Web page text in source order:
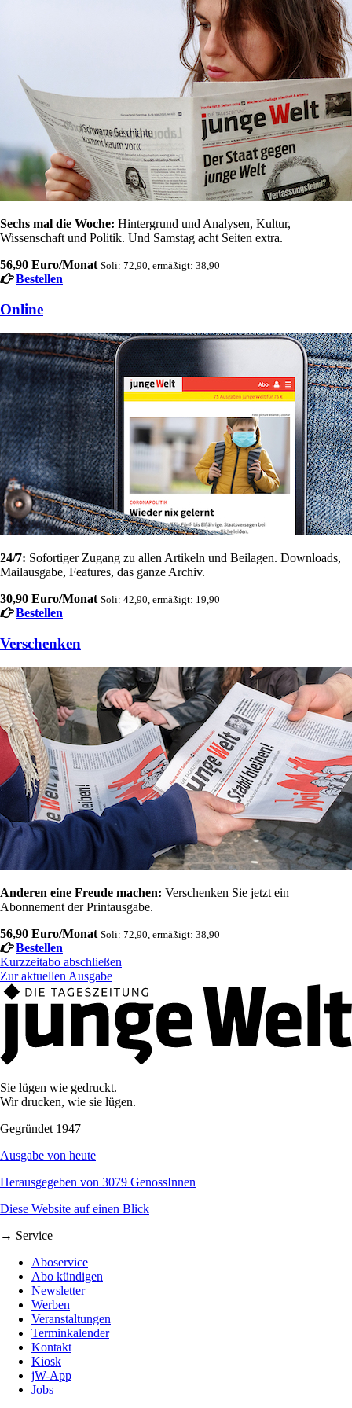
Sechs mal die Woche: Hintergrund und Analysen, Kultur,
Wissenschaft und Politik. Und Samstag acht Seiten extra.
56,90 Euro/Monat Soli: 72,90, ermäßigt: 38,90
Bestellen
Online
24/7: Sofortiger Zugang zu allen Artikeln und Beilagen. Downloads,
Mailausgabe, Features, das ganze Archiv.
30,90 Euro/Monat Soli: 42,90, ermäßigt: 19,90
Bestellen
Verschenken
Anderen eine Freude machen: Verschenken Sie jetzt ein
Abonnement der Printausgabe.
56,90 Euro/Monat Soli: 72,90, ermäßigt: 38,90
Bestellen
Kurzzeitabo abschließen
Zur aktuellen Ausgabe
Sie lügen wie gedruckt.
Wir drucken, wie sie lügen.
Gegründet 1947
Ausgabe von heute
Herausgegeben von 3079 GenossInnen
Diese Website auf einen Blick
→ Service
Aboservice
Abo kündigen
Newsletter
Werben
Veranstaltungen
Terminkalender
Kontakt
Kiosk
jW-App
Jobs